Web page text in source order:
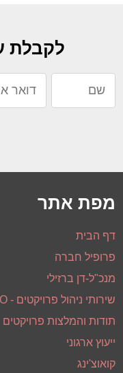
לקבלת
מפת אתר
דף הבית
פרופיל חברה
מנכ"ל-דן ברזילי
שירותי ניהול פרויקטים - PMO
תודות והמלצות פרויקטים
ייעוץ ארגוני
קואוצ'ינג